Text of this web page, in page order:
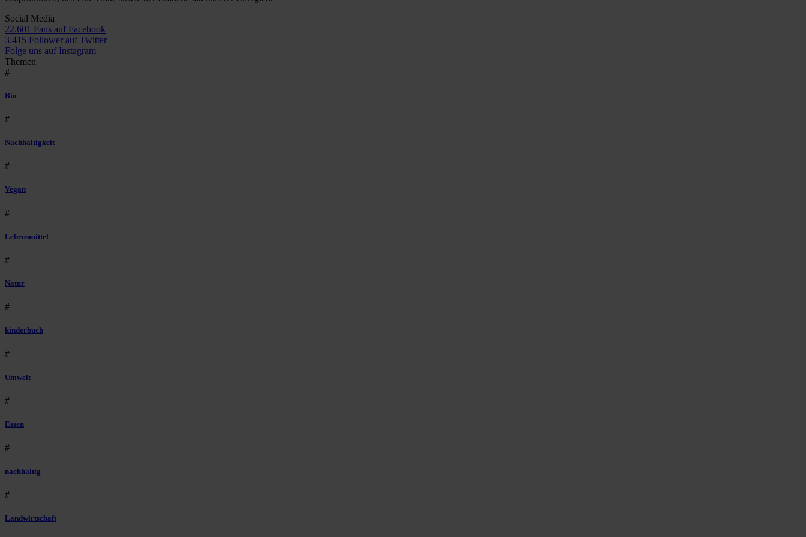
Social Media
22.601 Fans auf Facebook
3.415 Follower auf Twitter
Folge uns auf Instagram
Themen
#
Bio
#
Nachhaltigkeit
#
Vegan
#
Lebensmittel
#
Natur
#
kinderbuch
#
Umwelt
#
Essen
#
nachhaltig
#
Landwirtschaft